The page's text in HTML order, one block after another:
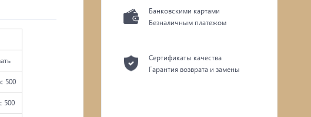
500
500
Банковскими картами
Безналичным платежом
Сертификаты качества
Гарантия возврата и замены